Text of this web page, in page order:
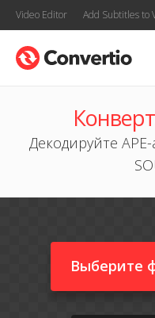
Video Editor Add Subtitles to
Декодируйте
Выберите